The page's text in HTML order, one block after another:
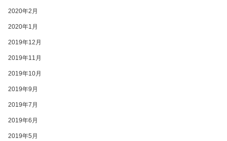
2020年2月
2020年1月
2019年12月
2019年11月
2019年10月
2019年9月
2019年7月
2019年6月
2019年5月